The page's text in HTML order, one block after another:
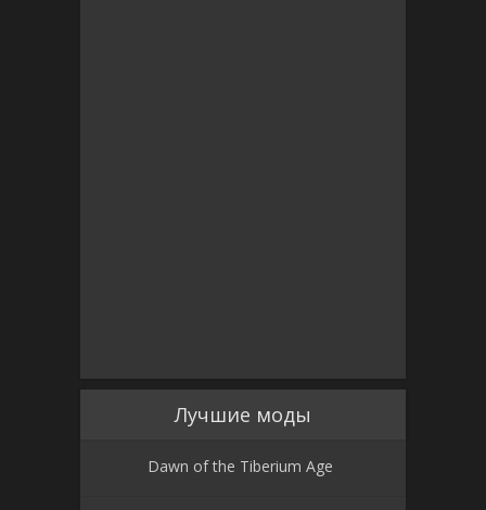
Лучшие моды
Dawn of the Tiberium Age